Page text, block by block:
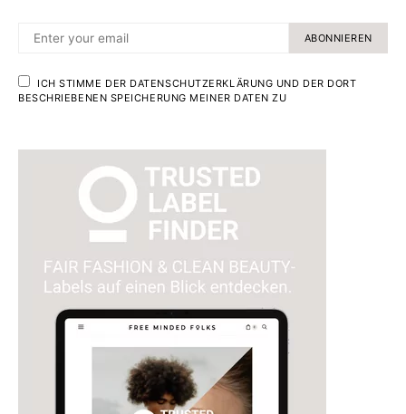
ABONNIEREN
ICH STIMME DER DATENSCHUTZERKLÄRUNG UND DER DORT
BESCHRIEBENEN SPEICHERUNG MEINER DATEN ZU